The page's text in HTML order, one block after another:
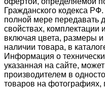
Гражданского кодекса
полной мере передавать
свойствах, комплектации
включая цвета,
наличии товара, в
Информация о
указанная на сайте,
производителем в
товаров на фотографиях,